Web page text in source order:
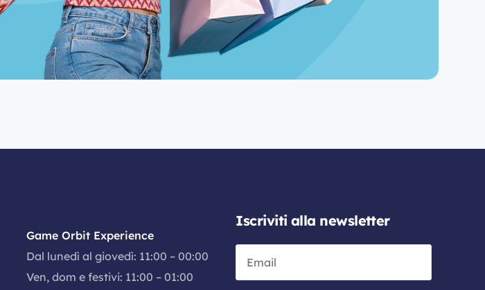
Game Orbit Experience
Dal lunedì al giovedì: 11:00 – 00:00
Ven, dom e festivi: 11:00 – 01:00
Iscriviti alla newsletter